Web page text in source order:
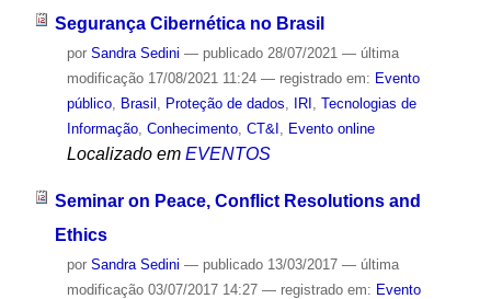
Segurança Cibernética no Brasil
por Sandra Sedini — publicado28/07/2021 — última
modificação17/08/2021 11:24 — registrado em: Evento
público, Brasil Proteção de dados IRI
Tecnologias de
Informação, Conhecimento, CT&I Evento online
Localizado em EVENTOS
Seminar on Peace, Conflict Resolutions and
Ethics
por Sandra Sedini — publicado13/03/2017 — última
modificação03/07/2017 14:27 — registrado em: Evento